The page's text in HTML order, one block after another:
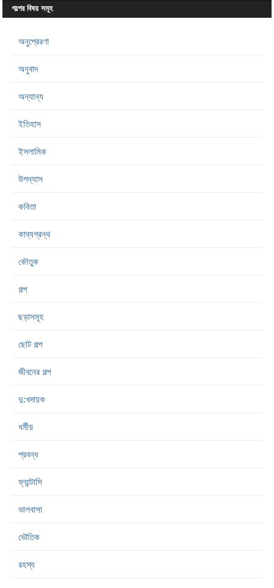
গল্পের বিষয় সমূহ
অনুপ্রেরণা
অনুবাদ
অন্যান্য
ইতিহাস
ইসলামিক
উপন্যাস
কবিতা
কাব্যগ্রন্থ
কৌতুক
গল্প
ছড়াসমূহ
ছোট গল্প
জীবনের গল্প
দু:খদায়ক
ধর্মীয়
প্রবন্ধ
ফ্যান্টাসি
ভালবাসা
ভৌতিক
রহস্য